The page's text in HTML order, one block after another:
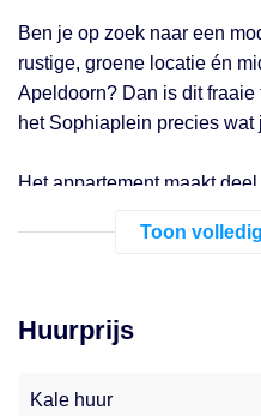
Ben je op zoek naar een
rustige, groene locatie én
Apeldoorn? Dan is dit
het Sophiaplein precies wat
Het appartement maakt
gebouwen met ieder
loopafstand. Ook de
Toon
Huurprijs
Kale huur